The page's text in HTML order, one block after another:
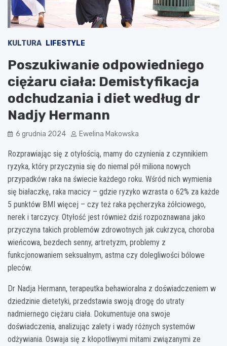
KULTURA LIFESTYLE
Poszukiwanie odpowiedniego
ciężaru ciała: Demistyfikacja
odchudzania i diet według dr
Nadjy Hermann
6 grudnia 2024 Ewelina Makowska
Rozprawiając się z otyłością, mamy do czynienia z czynnikiem
ryzyka, który przyczynia się do niemal pół miliona nowych
przypadków raka na świecie każdego roku. Wśród nich wymienia
się białaczkę, raka macicy – gdzie ryzyko wzrasta o 62% za każde
5 punktów BMI więcej – czy też raka pęcherzyka żółciowego,
nerek i tarczycy. Otyłość jest również dziś rozpoznawana jako
przyczyna takich problemów zdrowotnych jak cukrzyca, choroba
wieńcowa, bezdech senny, artretyzm, problemy z
funkcjonowaniem seksualnym, astma czy dolegliwości bólowe
pleców.
Dr Nadja Hermann, terapeutka behawioralna z doświadczeniem w
dziedzinie dietetyki, przedstawia swoją drogę do utraty
nadmiernego ciężaru ciała. Dokumentuje ona swoje
doświadczenia, analizując zalety i wady różnych systemów
odżywiania. Oswaja się z kłopotliwymi mitami związanymi ze